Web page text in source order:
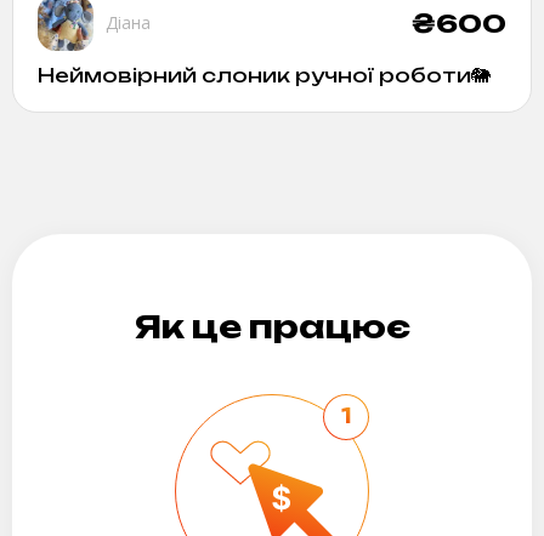
Діана
Неймовірний слоник ручної роботи🐘
₴600
Як це працює
1